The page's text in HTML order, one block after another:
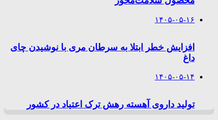
۱۴۰۵-۰۵-۱۶
افزایش خطر ابتلا به سرطان مری با نوشیدن چای
داغ
۱۴۰۵-۰۵-۱۴
تولید داروی آهسته رهش ترک اعتیاد در کشور